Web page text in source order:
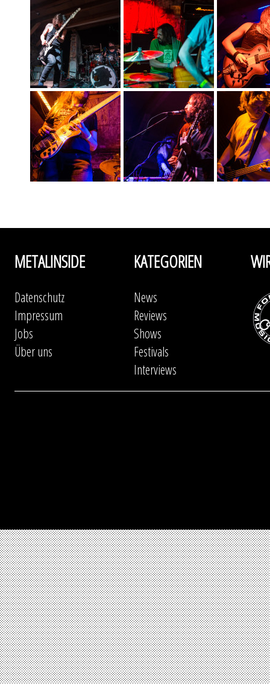
METALINSIDE
Datenschutz
Impressum
Jobs
Über uns
KATEGORIEN
News
Reviews
Shows
Festivals
Interviews